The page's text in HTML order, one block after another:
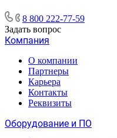
8 800 222-77-59
Задать вопрос
Компания
О компании
Партнеры
Карьера
Контакты
Реквизиты
Оборудование и ПО